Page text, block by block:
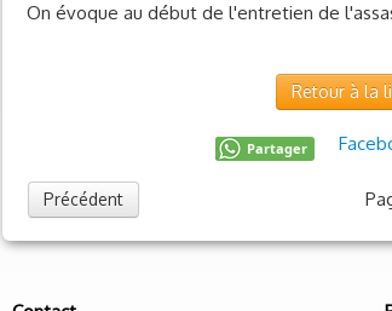
On évoque au début de l'entretien de
Retour à la
Partager
Précédent